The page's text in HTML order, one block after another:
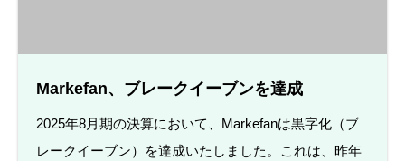
Markefan、ブレークイーブンを達成
2025年8月期の決算において、Markefanは黒字化（ブ
レークイーブン）を達成いたしました。これは、昨年